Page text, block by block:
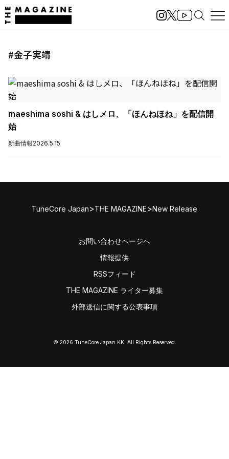
#金子実靖
maeshima soshi & はしメロ、「ほんねほね」を配信開
始
新曲情報2026.5.15
TuneCore Japan>THE MAGAZINE>New Release
お問い合わせページへ
情報提供
RSSフィード
THE MAGAZINE ライター募集
外部送信に関する公表事項
© 2026 TuneCore Japan KK. All Rights Reserved.